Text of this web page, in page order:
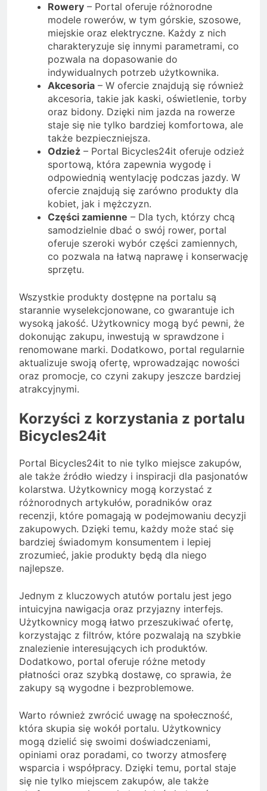
Rowery – Portal oferuje różnorodne
modele rowerów, w tym górskie, szosowe,
miejskie oraz elektryczne. Każdy z nich
charakteryzuje się innymi parametrami, co
pozwala na dopasowanie do
indywidualnych potrzeb użytkownika.
Akcesoria – W ofercie znajdują się również
akcesoria, takie jak kaski, oświetlenie, torby
oraz bidony. Dzięki nim jazda na rowerze
staje się nie tylko bardziej komfortowa, ale
także bezpieczniejsza.
Odzież – Portal Bicycles24it oferuje odzież
sportową, która zapewnia wygodę i
odpowiednią wentylację podczas jazdy. W
ofercie znajdują się zarówno produkty dla
kobiet, jak i mężczyzn.
Części zamienne – Dla tych, którzy chcą
samodzielnie dbać o swój rower, portal
oferuje szeroki wybór części zamiennych,
co pozwala na łatwą naprawę i konserwację
sprzętu.
Wszystkie produkty dostępne na portalu są
starannie wyselekcjonowane, co gwarantuje ich
wysoką jakość. Użytkownicy mogą być pewni, że
dokonując zakupu, inwestują w sprawdzone i
renomowane marki. Dodatkowo, portal regularnie
aktualizuje swoją ofertę, wprowadzając nowości
oraz promocje, co czyni zakupy jeszcze bardziej
atrakcyjnymi.
Korzyści z korzystania z portalu
Bicycles24it
Portal Bicycles24it to nie tylko miejsce zakupów,
ale także źródło wiedzy i inspiracji dla pasjonatów
kolarstwa. Użytkownicy mogą korzystać z
różnorodnych artykułów, poradników oraz
recenzji, które pomagają w podejmowaniu decyzji
zakupowych. Dzięki temu, każdy może stać się
bardziej świadomym konsumentem i lepiej
zrozumieć, jakie produkty będą dla niego
najlepsze.
Jednym z kluczowych atutów portalu jest jego
intuicyjna nawigacja oraz przyjazny interfejs.
Użytkownicy mogą łatwo przeszukiwać ofertę,
korzystając z filtrów, które pozwalają na szybkie
znalezienie interesujących ich produktów.
Dodatkowo, portal oferuje różne metody
płatności oraz szybką dostawę, co sprawia, że
zakupy są wygodne i bezproblemowe.
Warto również zwrócić uwagę na społeczność,
która skupia się wokół portalu. Użytkownicy
mogą dzielić się swoimi doświadczeniami,
opiniami oraz poradami, co tworzy atmosferę
wsparcia i współpracy. Dzięki temu, portal staje
się nie tylko miejscem zakupów, ale także